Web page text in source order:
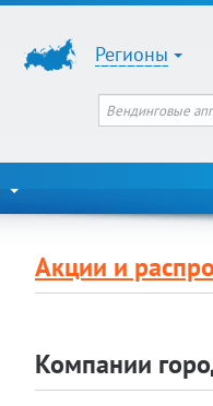
Регионы
Акции и
Компании